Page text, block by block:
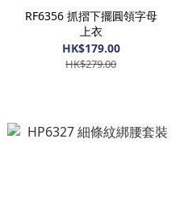
RF6356 抓摺下擺圓領字母
上衣
HK$179.00
HK$279.00